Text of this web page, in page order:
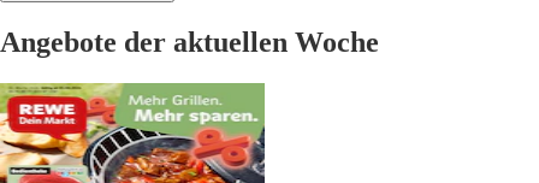
Angebote der aktuellen Woche